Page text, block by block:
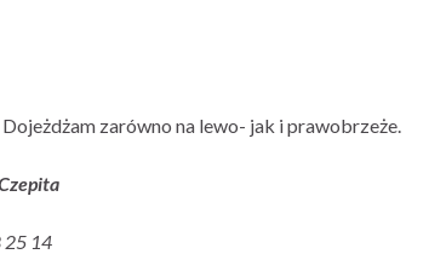
zarówno na lewo- jak i prawobrzeże.
25 14